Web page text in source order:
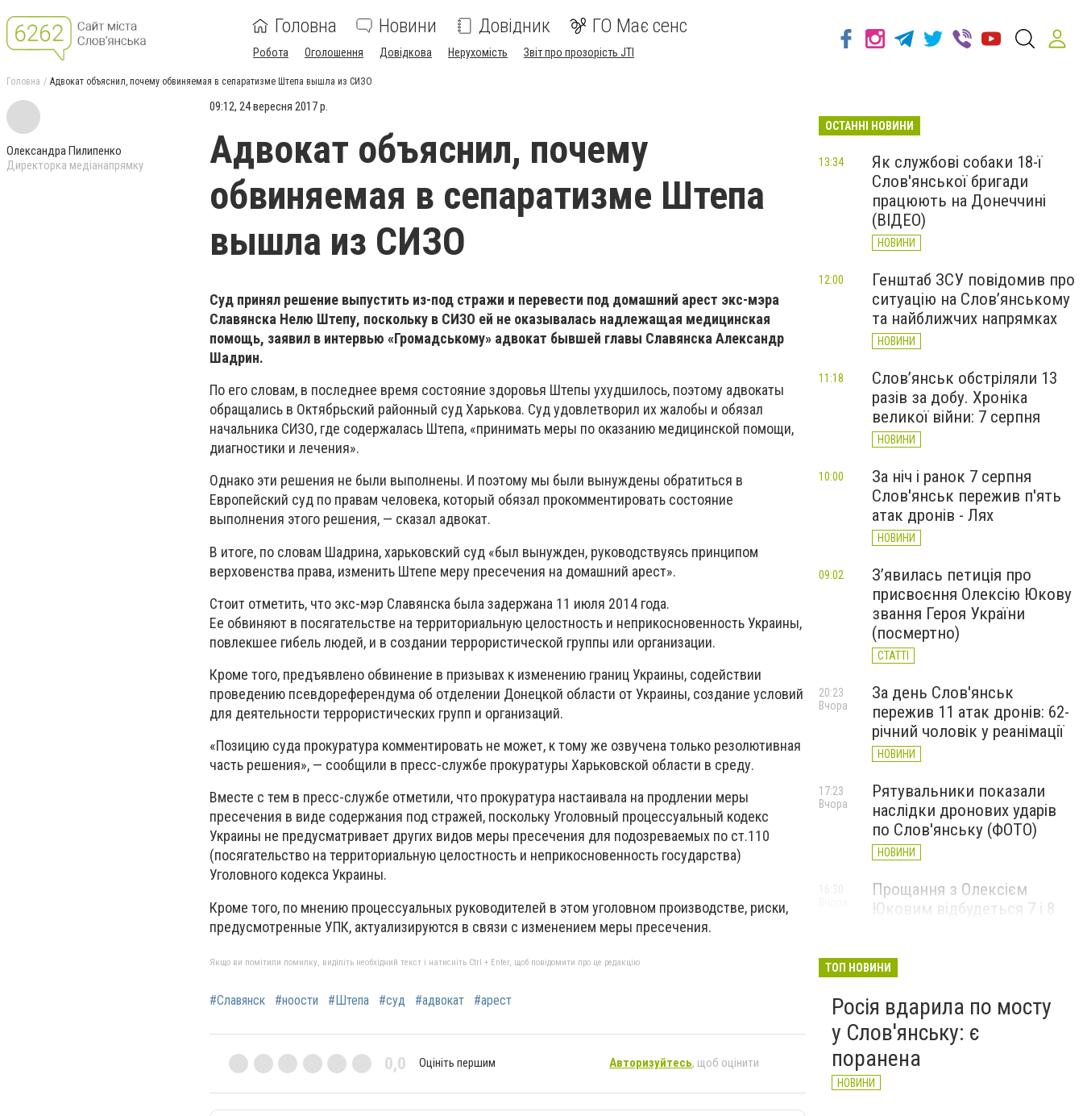
Головна Новини Довідник ГО Має сенс
Робота Оголошення Довідкова Нерухомість Звіт про прозорість JTI
Головна Адвокат объяснил, почему обвиняемая в сепаратизме Штепа вышла из СИЗО
Олександра Пилипенко
Директорка медіанапрямку
09:12, 24 вересня 2017 р.
Адвокат объяснил, почему
обвиняемая в сепаратизме Штепа
вышла из СИЗО
Суд принял решение выпустить из-под стражи и перевести под домашний арест экс-мэра
Славянска Нелю Штепу, поскольку в СИЗО ей не оказывалась надлежащая медицинская
помощь, заявил в интервью «Громадському» адвокат бывшей главы Славянска Александр
Шадрин.
По его словам, в последнее время состояние здоровья Штепы ухудшилось, поэтому адвокаты
обращались в Октябрьский районный суд Харькова. Суд удовлетворил их жалобы и обязал
начальника СИЗО, где содержалась Штепа, «принимать меры по оказанию медицинской помощи,
диагностики и лечения».
Однако эти решения не были выполнены. И поэтому мы были вынуждены обратиться в
Европейский суд по правам человека, который обязал прокомментировать состояние
выполнения этого решения, — сказал адвокат.
В итоге, по словам Шадрина, харьковский суд «был вынужден, руководствуясь принципом
верховенства права, изменить Штепе меру пресечения на домашний арест».
Стоит отметить, что экс-мэр Славянска была задержана 11 июля 2014 года.
Ее обвиняют в посягательстве на территориальную целостность и неприкосновенность Украины,
повлекшее гибель людей, и в создании террористической группы или организации.
Кроме того, предъявлено обвинение в призывах к изменению границ Украины, содействии
проведению псевдореферендума об отделении Донецкой области от Украины, создание условий
для деятельности террористических групп и организаций.
«Позицию суда прокуратура комментировать не может, к тому же озвучена только резолютивная
часть решения», — сообщили в пресс-службе прокуратуры Харьковской области в среду.
Вместе с тем в пресс-службе отметили, что прокуратура настаивала на продлении меры
пресечения в виде содержания под стражей, поскольку Уголовный процессуальный кодекс
Украины не предусматривает других видов меры пресечения для подозреваемых по ст.110
(посягательство на территориальную целостность и неприкосновенность государства)
Уголовного кодекса Украины.
Кроме того, по мнению процессуальных руководителей в этом уголовном производстве, риски,
предусмотренные УПК, актуализируются в связи с изменением меры пресечения.
Якщо ви помітили помилку, виділіть необхідний текст і натисніть Ctrl + Enter, щоб повідомити про це редакцію
#Славянск #ноости #Штепа #суд #адвокат #арест
0,0 Оцініть першим Авторизуйтесь, щоб оцінити
ОСТАННІ НОВИНИ
Як службові собаки 18-ї
Слов'янської бригади
працюють на Донеччині
(ВІДЕО)
НОВИНИ
13:34
Генштаб ЗСУ повідомив про
ситуацію на Слов’янському
та найближчих напрямках
НОВИНИ
12:00
Слов’янськ обстріляли 13
разів за добу. Хроніка
великої війни: 7 серпня
НОВИНИ
11:18
За ніч і ранок 7 серпня
Слов'янськ пережив п'ять
атак дронів - Лях
НОВИНИ
10:00
З’явилась петиція про
присвоєння Олексію Юкову
звання Героя України
(посмертно)
СТАТТІ
09:02
За день Слов'янськ
пережив 11 атак дронів: 62-
річний чоловік у реанімації
НОВИНИ
20:23
Вчора
Рятувальники показали
наслідки дронових ударів
по Слов'янську (ФОТО)
НОВИНИ
17:23
Вчора
Прощання з Олексієм
Юковим відбудеться 7 і 8
ТОП НОВИНИ
Росія вдарила по мосту
у Слов'янську: є
поранена
НОВИНИ